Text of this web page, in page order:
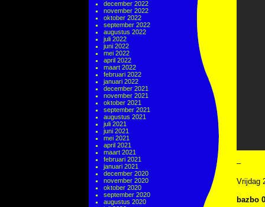
december 2022
november 2022
oktober 2022
september 2022
augustus 2022
juli 2022
juni 2022
mei 2022
april 2022
maart 2022
februari 2022
januari 2022
december 2021
november 2021
oktober 2021
september 2021
augustus 2021
juli 2021
juni 2021
mei 2021
april 2021
maart 2021
februari 2021
januari 2021
december 2020
november 2020
oktober 2020
september 2020
augustus 2020
–
Vrijdag
bazbo